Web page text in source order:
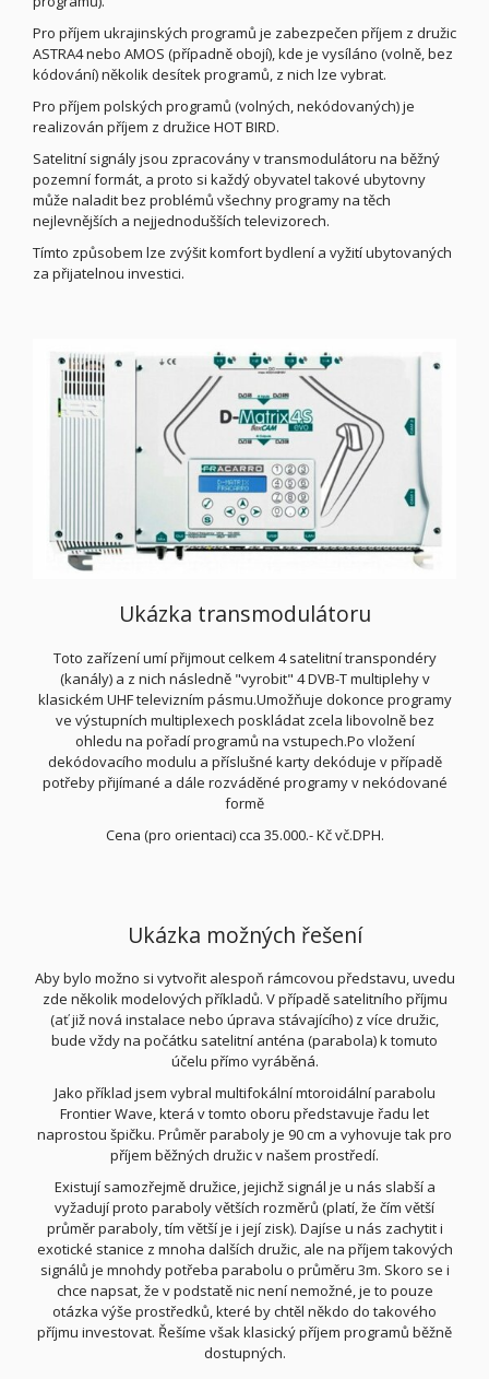
Pro příjem ukrajinských programů je zabezpečen příjem z družic
ASTRA4 nebo AMOS (případně obojí), kde je vysíláno (volně, bez
kódování) několik desítek programů, z nich lze vybrat.
Pro příjem polských programů (volných, nekódovaných) je
realizován příjem z družice HOT BIRD.
Satelitní signály jsou zpracovány v transmodulátoru na běžný
pozemní formát, a proto si každý obyvatel takové ubytovny
může naladit bez problémů všechny programy na těch
nejlevnějších a nejjednodušších televizorech.
Tímto způsobem lze zvýšit komfort bydlení a vyžití ubytovaných
za přijatelnou investici.
Ukázka transmodulátoru
Toto zařízení umí přijmout celkem 4 satelitní transpondéry
(kanály) a z nich následně "vyrobit" 4 DVB-T multiplehy v
klasickém UHF televizním pásmu.Umožňuje dokonce programy
ve výstupních multiplexech poskládat zcela libovolně bez
ohledu na pořadí programů na vstupech.Po vložení
dekódovacího modulu a příslušné karty dekóduje v případě
potřeby přijímané a dále rozváděné programy v nekódované
formě
Cena (pro orientaci) cca 35.000.- Kč vč.DPH.
Ukázka možných řešení
Aby bylo možno si vytvořit alespoň rámcovou představu, uvedu
zde několik modelových příkladů. V případě satelitního příjmu
(ať již nová instalace nebo úprava stávajícího) z více družic,
bude vždy na počátku satelitní anténa (parabola) k tomuto
účelu přímo vyráběná.
Jako příklad jsem vybral multifokální mtoroidální parabolu
Frontier Wave, která v tomto oboru představuje řadu let
naprostou špičku. Průměr paraboly je 90 cm a vyhovuje tak pro
příjem běžných družic v našem prostředí.
Existují samozřejmě družice, jejichž signál je u nás slabší a
vyžadují proto paraboly větších rozměrů (platí, že čím větší
průměr paraboly, tím větší je i její zisk). Dajíse u nás zachytit i
exotické stanice z mnoha dalších družic, ale na příjem takových
signálů je mnohdy potřeba parabolu o průměru 3m. Skoro se i
chce napsat, že v podstatě nic není nemožné, je to pouze
otázka výše prostředků, které by chtěl někdo do takového
příjmu investovat. Řešíme však klasický příjem programů běžně
dostupných.